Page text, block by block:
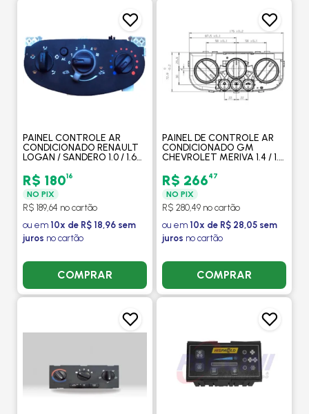
PAINEL CONTROLE AR
CONDICIONADO RENAULT
LOGAN / SANDERO 1.0 / 1.6
- BEHR HELLA
R$ 18016
NO PIX
R$ 189,64 no cartão
ou em 10x de R$ 18,96 sem
juros no cartão
COMPRAR
PAINEL DE CONTROLE AR
CONDICIONADO GM
CHEVROLET MERIVA 1.4 / 1.8
HELLA
R$ 26647
NO PIX
R$ 280,49 no cartão
ou em 10x de R$ 28,05 sem
juros no cartão
COMPRAR